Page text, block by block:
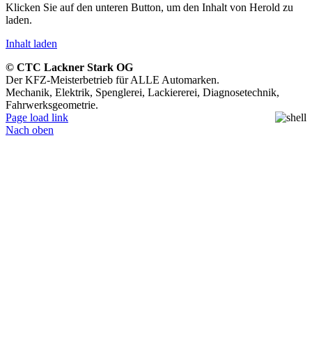
Klicken Sie auf den unteren Button, um den Inhalt von Herold zu
laden.
Inhalt laden
© CTC Lackner Stark OG
Der KFZ-Meisterbetrieb für ALLE Automarken.
Mechanik, Elektrik, Spenglerei, Lackiererei, Diagnosetechnik,
Fahrwerksgeometrie.
Page load link
Nach oben